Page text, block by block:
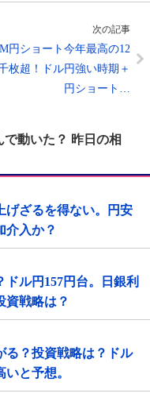
次の記事
円ショート今年最高の12
枚超！ドル円強い時期＋
円ショート…
動いた？ 昨日の相
げざるを得ない。円安
介入か？
ル円157円台。日銀利
資戦略は？
る？投資戦略は？ドル
と予想。